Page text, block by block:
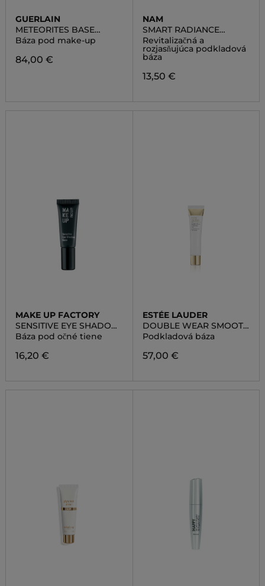
GUERLAIN
METEORITES BASE
PERFECTING PEARLS
Báza pod make-up
84,00 €
NAM
SMART RADIANCE
PRIMER
Revitalizačná a
rozjasňujúca podkladová
báza
13,50 €
MAKE UP FACTORY
SENSITIVE EYE SHADOW
BASE
Báza pod očné tiene
16,20 €
ESTÉE LAUDER
DOUBLE WEAR SMOOTH
& BLUR PRIMER
Podkladová báza
57,00 €